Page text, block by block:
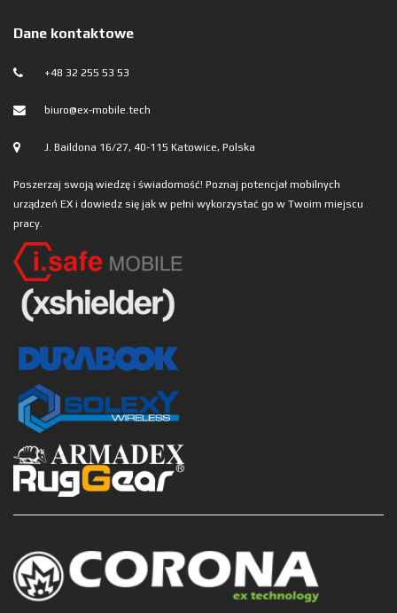
Dane kontaktowe
+48 32 255 53 53
biuro@ex-mobile.tech
J. Baildona 16/27, 40-115 Katowice, Polska
Poszerzaj swoją wiedzę i świadomość! Poznaj potencjał mobilnych
urządzeń EX i dowiedz się jak w pełni wykorzystać go w Twoim miejscu
pracy.